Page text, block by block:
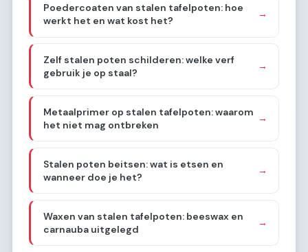
Poedercoaten van stalen tafelpoten: hoe
werkt het en wat kost het?
→
Zelf stalen poten schilderen: welke verf
gebruik je op staal?
→
Metaalprimer op stalen tafelpoten: waarom
het niet mag ontbreken
→
Stalen poten beitsen: wat is etsen en
wanneer doe je het?
→
Waxen van stalen tafelpoten: beeswax en
carnauba uitgelegd
→